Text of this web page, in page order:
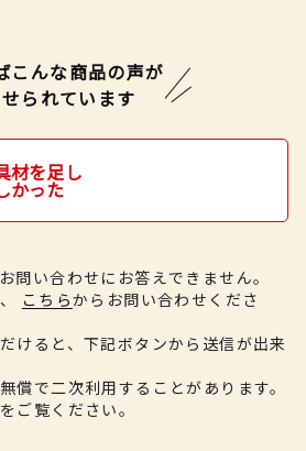
こんな商品の声が
られています
材を足し
かった
問い合わせにお答えできません。
こちらからお問い合わせくださ
けると、下記ボタンから送信が出来
償で二次利用することがあります。
をご覧ください。